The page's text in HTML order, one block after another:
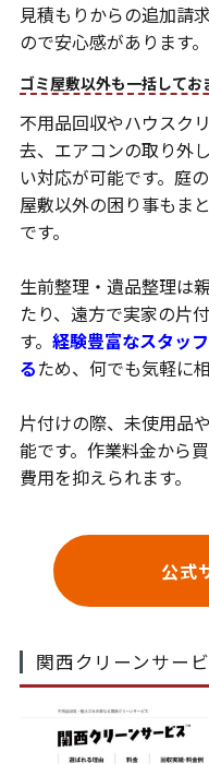
見積もりからの追加請
ので安心感があります。
ゴミ屋敷以外も一括してお
不用品回収やハウスク
去、エアコンの取り外
い対応が可能です。庭
屋敷以外の困り事もま
です。
生前整理・遺品整理は
たり、遠方で実家の片
す。 経験豊富なスタッ
るため、何でも気軽に
片付けの際、未使用品
能です。作業料金から
費用を抑えられます。
公式
関西クリーンサー